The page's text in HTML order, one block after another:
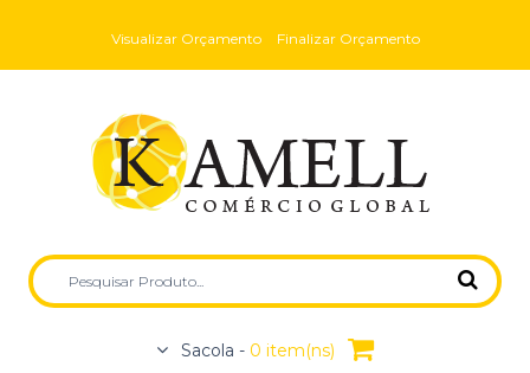
Visualizar Orçamento Finalizar Orçamento
Sacola - 0 item(ns)